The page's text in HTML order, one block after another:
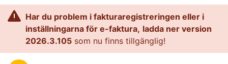
Har du problem i fakturaregistreringen eller i
inställningarna för e-faktura, ladda ner version
2026.3.105 som nu finns tillgänglig!